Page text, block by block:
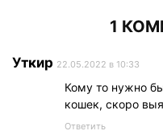
1
Уткир 22.05.2022 в 10:33
Кому то нужно
кошек, скоро
Ответить